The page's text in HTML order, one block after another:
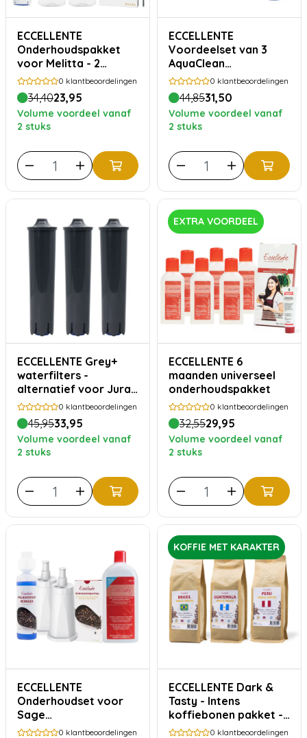
ECCELLENTE
Onderhoudspakket
voor Melitta - 2
maanden
0 klantbeoordelingen
34,4023,95
Volume voordeel vanaf
2 stuks
ECCELLENTE
Voordeelset van 3
AquaClean
waterfilters geschikt
voor Philips Saeco
0 klantbeoordelingen
44,8531,50
Volume voordeel vanaf
2 stuks
ECCELLENTE Grey+
waterfilters -
alternatief voor Jura
Smart filterpatronen -
3 stuks
0 klantbeoordelingen
45,9533,95
Volume voordeel vanaf
2 stuks
EXTRA VOORDEEL
ECCELLENTE 6
maanden universeel
onderhoudspakket
0 klantbeoordelingen
32,5529,95
Volume voordeel vanaf
2 stuks
ECCELLENTE
Onderhoudset voor
Sage
espressomachines
0 klantbeoordelingen
KOFFIE MET KARAKTER
ECCELLENTE Dark &
Tasty - Intens
koffiebonen pakket -
750 gram
0 klantbeoordelingen